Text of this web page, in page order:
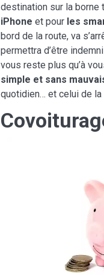
destination sur la borne
iPhone et pour les
bord de la route, va
permettra d’être
vous reste plus qu’à
simple et sans
quotidien… et celui de